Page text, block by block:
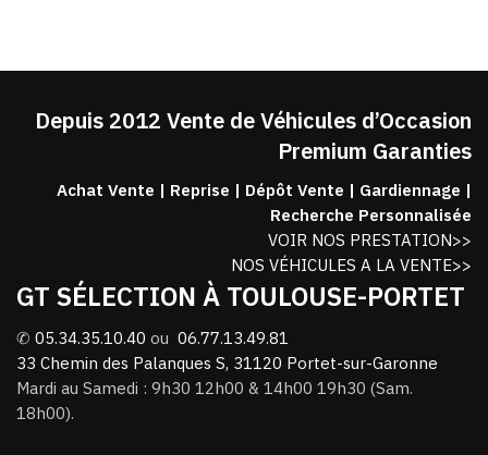
Depuis 2012 Vente de Véhicules d’Occasion
Premium Garanties
Achat Vente | Reprise | Dépôt Vente | Gardiennage |
Recherche Personnalisée
VOIR NOS PRESTATION>>
NOS VÉHICULES A LA VENTE>>
GT SÉLECTION À TOULOUSE-PORTET
✆ 05.34.35.10.40 ou 06.77.13.49.81
33 Chemin des Palanques S, 31120 Portet-sur-Garonne
Mardi au Samedi : 9h30 12h00 & 14h00 19h30 (Sam.
18h00).